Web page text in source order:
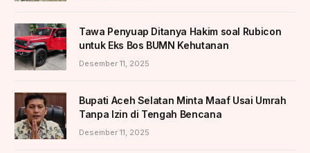
Tawa Penyuap Ditanya Hakim soal Rubicon
untuk Eks Bos BUMN Kehutanan
Desember 11, 2025
Bupati Aceh Selatan Minta Maaf Usai Umrah
Tanpa Izin di Tengah Bencana
Desember 11, 2025